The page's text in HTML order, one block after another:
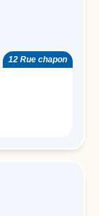
12 Rue chapon